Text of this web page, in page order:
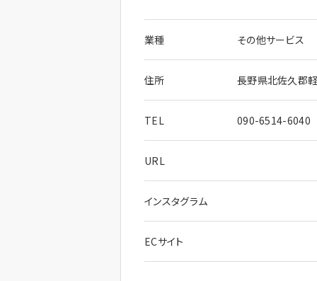
業種 その他サービス
住所 長野県北佐久郡
TEL 090-6514-6040
URL
インスタグラム
ECサイト